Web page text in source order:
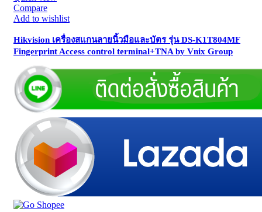
Compare
Add to wishlist
Hikvision เครื่องสแกนลายนิ้วมือและบัตร รุ่น DS-K1T804MF
Fingerprint Access control terminal+TNA by Vnix Group